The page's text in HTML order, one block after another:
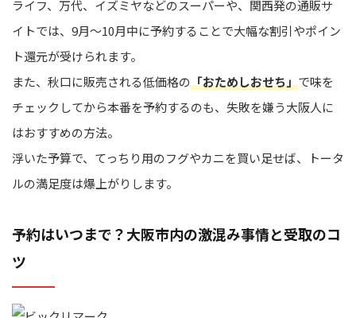
ライフ、万代、イズミヤなどのスーパーや、関西発の通販サ
イトでは、9月〜10月中に予約することで大幅な割引やポイン
ト還元が受けられます。
また、秋口に販売される低価格の「おためしおせち」で味を
チェックしてから本番を予約するのも、失敗を嫌う大阪人に
はおすすめの方法。
浮いた予算で、てっちり用のフグやカニを買い足せば、トータ
ルの満足度は爆上がりします。
予約はいつまで？大阪市内の激混み事情と受取のコ
ツ